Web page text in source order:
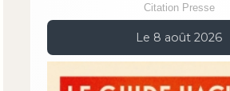
Citation Presse
Le 8 août 2026